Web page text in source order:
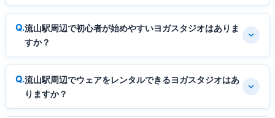
流山駅周辺で初心者が始めやすいヨガスタジオはありま
すか？
流山駅周辺でウェアをレンタルできるヨガスタジオはあ
りますか？